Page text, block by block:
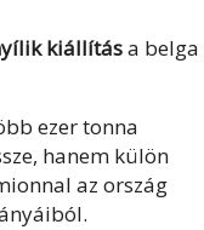
kiállítása belga
ezer tonna
hanem külön
az ország